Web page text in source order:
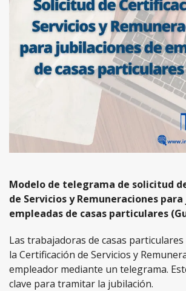
Modelo de telegrama de solicitud
de Servicios y Remuneraciones
empleadas de casas particulares
Las trabajadoras de casas
la Certificación de Servicios y
empleador mediante un telegrama.
clave para tramitar la jubilación.